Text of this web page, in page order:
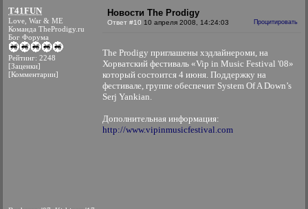
T41FUN
Love, War & ME
Команда TheProdigy.ru
Бог Форума
Рейтинг: 2248
[Заценки]
[Комментарии]
Новости The Prodigy
Ответ #10 10 апреля 2008, 14:24:03 Процитировать
The Prodigy приглашены хэдлайнероми, на
Хорватский фестиваль «Vip in Music Festival '08»
который состоится 4 июня. Поддержку на
фестивале, группе обеспечит System Of A Down’s
Serj Yankian.
Дополнительная информация:
http://www.vipinmusicfestival.com